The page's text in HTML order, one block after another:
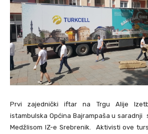
Prvi zajednički iftar na Trgu Alije
istambulska Općina Bajrampaša u saradnji
Medžlisom IZ-e Srebrenik. Aktivisti ove